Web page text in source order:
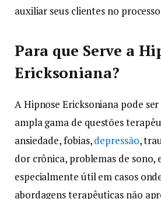
auxiliar seus clientes no
Para que Serve a
Ericksoniana?
A Hipnose Ericksoniana pode
ampla gama de questões
ansiedade, fobias,depressão,
dor crônica, problemas de sono,
especialmente útil em casos
abordagens terapêuticas não